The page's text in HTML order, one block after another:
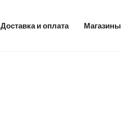
Доставка и оплата Магазины